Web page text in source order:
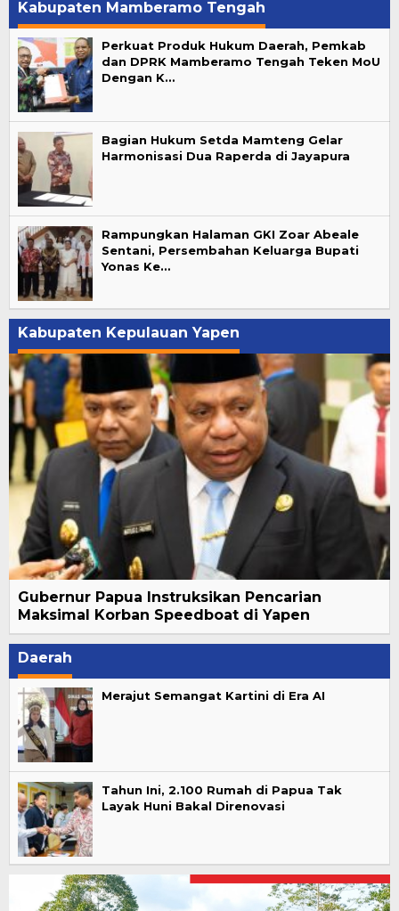
Kabupaten Mamberamo Tengah
Perkuat Produk Hukum Daerah, Pemkab
dan DPRK Mamberamo Tengah Teken MoU
Dengan K…
Bagian Hukum Setda Mamteng Gelar
Harmonisasi Dua Raperda di Jayapura
Rampungkan Halaman GKI Zoar Abeale
Sentani, Persembahan Keluarga Bupati
Yonas Ke…
Kabupaten Kepulauan Yapen
Gubernur Papua Instruksikan Pencarian
Maksimal Korban Speedboat di Yapen
Daerah
Merajut Semangat Kartini di Era AI
Tahun Ini, 2.100 Rumah di Papua Tak
Layak Huni Bakal Direnovasi